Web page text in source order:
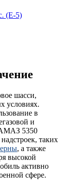
(Е-5)
шасси,
условиях.
в
и
5350
таких
, а также
высокой
активно
сфере.